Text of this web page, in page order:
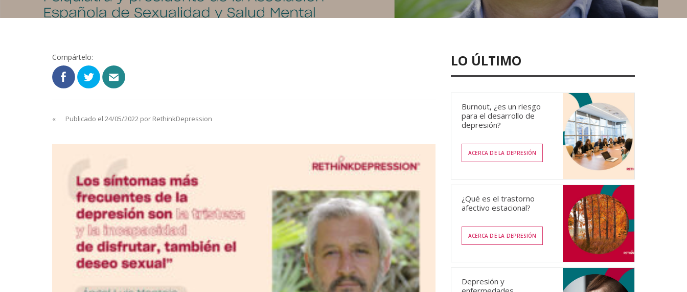
Compártelo:
« Publicado el 24/05/2022 por RethinkDepression
LO ÚLTIMO
Burnout, ¿es un riesgo
para el desarrollo de
depresión?
ACERCA DE LA DEPRESIÓN
¿Qué es el trastorno
afectivo estacional?
ACERCA DE LA DEPRESIÓN
Depresión y